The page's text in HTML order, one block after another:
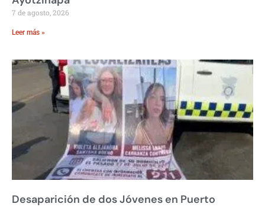
7 de agosto, 2026
Leer más »
Desaparición de dos Jóvenes en Puerto